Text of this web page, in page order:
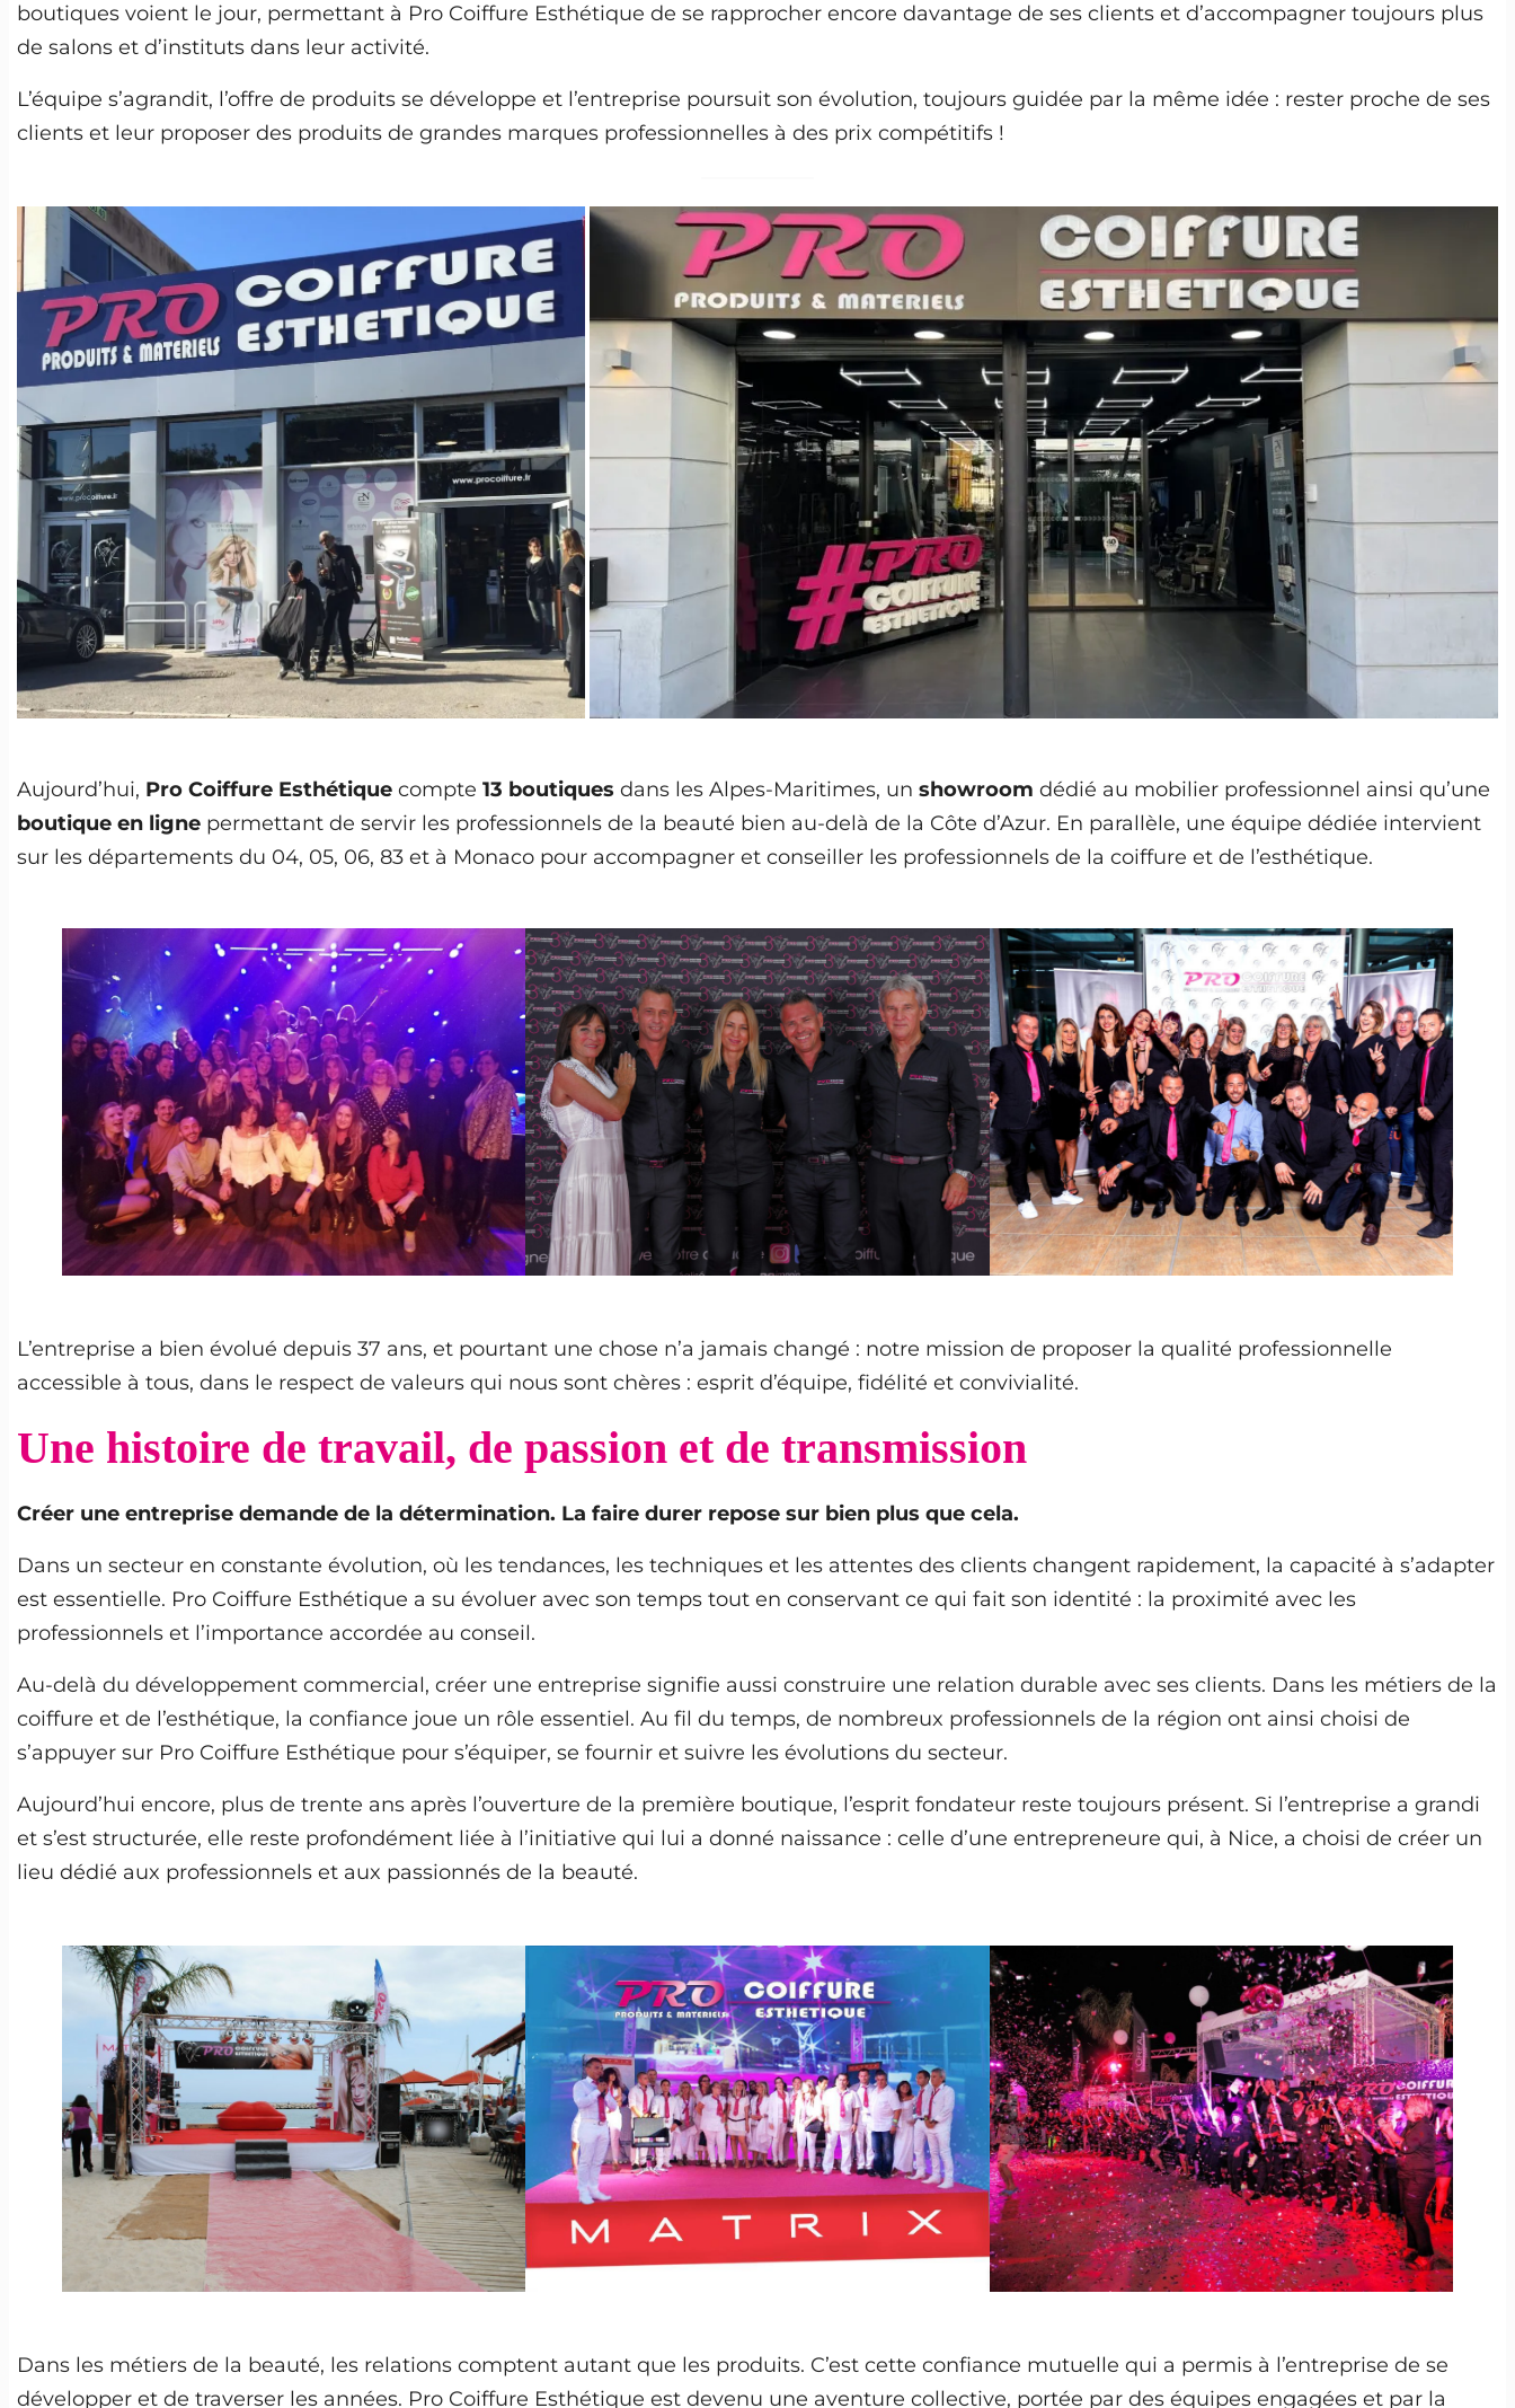
boutiques voient le jour, permettant à Pro Coiffure Esthétique de se rapprocher encore davantage de ses clients et d’accompagner toujours plus
de salons et d’instituts dans leur activité.
L’équipe s’agrandit, l’offre de produits se développe et l’entreprise poursuit son évolution, toujours guidée par la même idée : rester proche de ses
clients et leur proposer des produits de grandes marques professionnelles à des prix compétitifs !
Aujourd’hui, Pro Coiffure Esthétiquecompte13 boutiques dans les Alpes-Maritimes, unshowroom dédié au mobilier professionnel ainsi qu’une
boutique en ligne permettant de servir les professionnels de la beauté bien au-delà de la Côte d’Azur. En parallèle, une équipe dédiée intervient
sur les départements du 04, 05, 06, 83 et à Monaco pour accompagner et conseiller les professionnels de la coiffure et de l’esthétique.
L’entreprise a bien évolué depuis 37 ans, et pourtant une chose n’a jamais changé : notre mission de proposer la qualité professionnelle
accessible à tous, dans le respect de valeurs qui nous sont chères : esprit d’équipe, fidélité et convivialité.
Une histoire de travail, de passion et de transmission
Créer une entreprise demande de la détermination. La faire durer repose sur bien plus que cela.
Dans un secteur en constante évolution, où les tendances, les techniques et les attentes des clients changent rapidement, la capacité à s’adapter
est essentielle. Pro Coiffure Esthétique a su évoluer avec son temps tout en conservant ce qui fait son identité : la proximité avec les
professionnels et l’importance accordée au conseil.
Au-delà du développement commercial, créer une entreprise signifie aussi construire une relation durable avec ses clients. Dans les métiers de la
coiffure et de l’esthétique, la confiance joue un rôle essentiel. Au fil du temps, de nombreux professionnels de la région ont ainsi choisi de
s’appuyer sur Pro Coiffure Esthétique pour s’équiper, se fournir et suivre les évolutions du secteur.
Aujourd’hui encore, plus de trente ans après l’ouverture de la première boutique, l’esprit fondateur reste toujours présent. Si l’entreprise a grandi
et s’est structurée, elle reste profondément liée à l’initiative qui lui a donné naissance : celle d’une entrepreneure qui, à Nice, a choisi de créer un
lieu dédié aux professionnels et aux passionnés de la beauté.
Dans les métiers de la beauté, les relations comptent autant que les produits. C’est cette confiance mutuelle qui a permis à l’entreprise de se
développer et de traverser les années. Pro Coiffure Esthétique est devenu une aventure collective, portée par des équipes engagées et par la